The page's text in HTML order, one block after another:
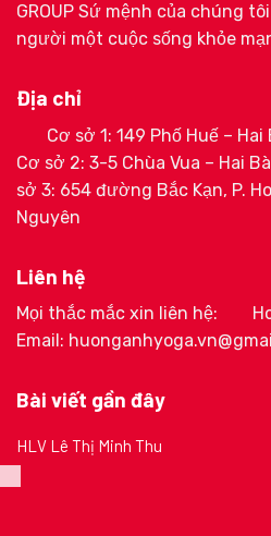
GROUP Sứ mệnh của chúng
người một cuộc sống khỏe
Địa chỉ
Cơ sở 1: 149 Phố Huế –
Cơ sở 2: 3-5 Chùa Vua – Hai
sở 3: 654 đường Bắc Kạn, P.
Nguyên
Liên hệ
Mọi thắc mắc xin liên hệ:
Email:
Bài viết gần đây
HLV Lê Thị Minh Thu